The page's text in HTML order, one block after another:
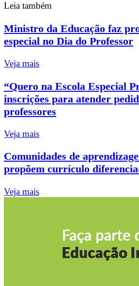
Leia também
Ministro da Educação faz
especial no Dia do Professor
Veja mais
“Quero na Escola Especial
inscrições para atender
professores
Veja mais
Comunidades de
propõem currículo
Veja mais